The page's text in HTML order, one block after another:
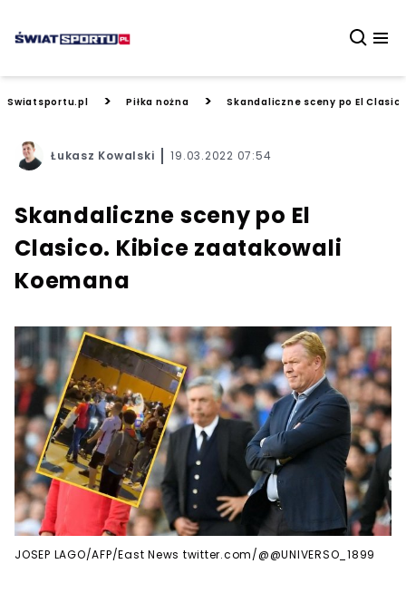
Swiatsportu.pl > Piłka nożna > Skandaliczne sceny po El
Łukasz Kowalski 19.03.2022 07:54
Skandaliczne sceny po El
Clasico. Kibice zaatakowali
Koemana
JOSEP LAGO/AFP/East News twitter.com/@@UNIVERSO_1899